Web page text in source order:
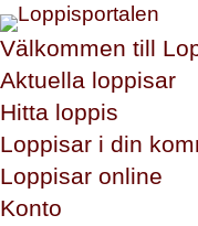
Välkommen till
Aktuella loppisar
Hitta loppis
Loppisar i din
Loppisar online
Konto